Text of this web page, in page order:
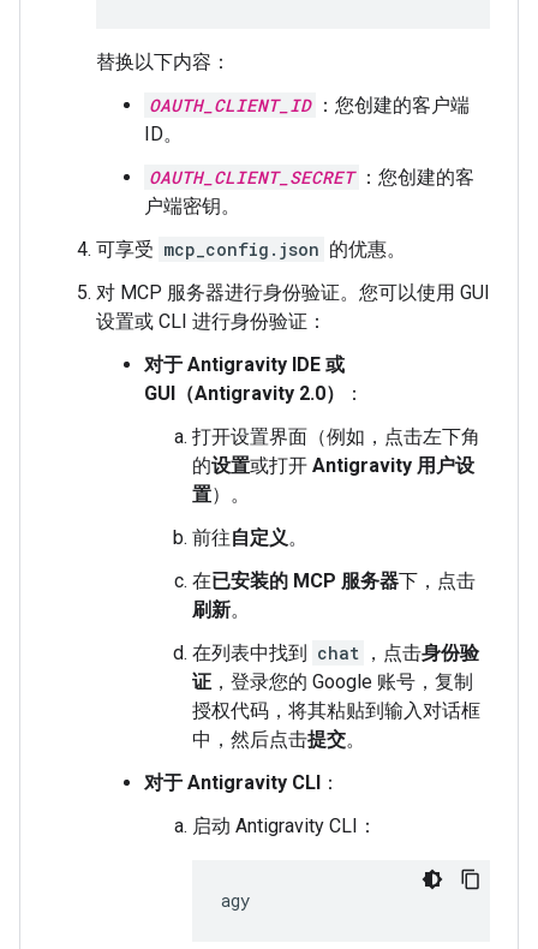
替换以下内容：
OAUTH_CLIENT_ID ：您创建的客户端
ID。
OAUTH_CLIENT_SECRET ：您创建的客
户端密钥。
可享受 mcp_config.json 的优惠。
对 MCP 服务器进行身份验证。您可以使用 GUI
设置或 CLI 进行身份验证：
对于 Antigravity IDE 或
GUI（Antigravity 2.0）
：
打开设置界面（例如，点击左下角
的设置或打开 Antigravity 用户设
置）。
前往自定义。
在已安装的 MCP 服务器下，点击
刷新。
在列表中找到 chat ，点击身份验
证 ，登录您的 Google 账号，复制
授权代码，将其粘贴到输入对话框
中，然后点击提交。
对于 Antigravity CLI ：
启动 Antigravity CLI：